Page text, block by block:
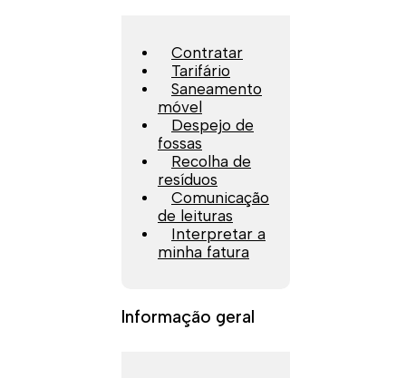
Contratar
Tarifário
Saneamento
móvel
Despejo de
fossas
Recolha de
resíduos
Comunicação
de leituras
Interpretar a
minha fatura
Informação geral